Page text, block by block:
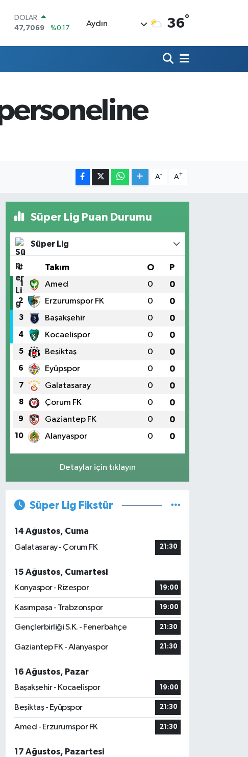
DOLAR
47,7069
%0.17
13.887
%64
BITCOIN
Aydın 36°
A- A+
Süper Lig Puan Durumu
Süper Lig
# Takım O P
1 Amed 0 0
2 Erzurumspor FK 0 0
3 Başakşehir 0 0
4 Kocaelispor 0 0
5 Beşiktaş 0 0
6 Eyüpspor 0 0
7 Galatasaray 0 0
8 Çorum FK 0 0
9 Gaziantep FK 0 0
10 Alanyaspor 0 0
Detaylar için tıklayın
Süper Lig Fikstür
14 Ağustos, Cuma
Galatasaray - Çorum FK
21:30
15 Ağustos, Cumartesi
Konyaspor - Rizespor
19:00
Kasımpaşa - Trabzonspor 19:00
Gençlerbirliği S.K. - Fenerbahçe 21:30
Gaziantep FK - Alanyaspor 21:30
16 Ağustos, Pazar
Başakşehir - Kocaelispor
19:00
Beşiktaş - Eyüpspor 21:30
Amed - Erzurumspor FK 21:30
17 Ağustos, Pazartesi